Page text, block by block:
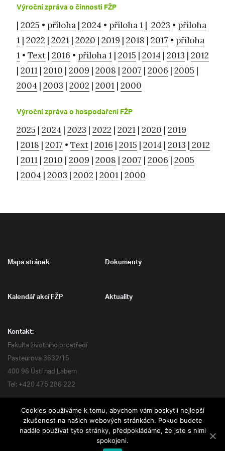
Výroční zpráva o činnosti FŽP
| 2025 • příloha | 2024 • příloha 1 | 2023 • příloha
1 | 2022 | 2021 | 2020 | 2019 | 2018 | 2017 • příloha
1 • Text | 2016 • příloha 1 | 2015 | 2014 | 2013 | 2012
| 2011 | 2010 | 2009 | 2008 | 2007 | 2006 | 2005 |
2004 | 2003 | 2002 | 2001 | 2000
Výroční zpráva o hospodaření FŽP
2025 | 2024 | 2023 | 2022 | 2021 | 2020 | 2019
| 2018 | 2017 • Text | 2016 | 2015 | 2014 | 2013 | 2012
| 2011 | 2010 | 2009 | 2008 | 2007 | 2006 | 2005
| 2004 | 2003 | 2002 | 2001 | 2000
Mapa stránek Dokumenty
Kalendář akcí FŽP Aktuality
Kontakt:
Fakulta životního prostředí
Pasteurova 3632/15
400 96 Ústí nad Labem
Tel: +420 475 286 222
Všechna práva vyhrazena
Cookies používáme k tomu, abychom vám poskytli nejlepší
zkušenost na našich webových stránkách. Pokud budete
nadále používat tyto stránky, předpokládáme, že jste s nimi
spokojeni.